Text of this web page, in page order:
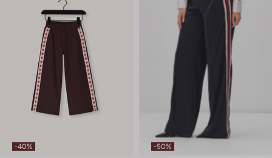
-40% -50%